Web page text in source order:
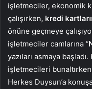
işletmeciler, ekonomik
çalışırken, kredi kartları
önüne geçmeye
işletmeciler camlarına “
yazıları asmaya
işletmecileri
Herkes Duysun’a